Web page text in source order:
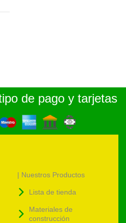
de pago y tarjetas
| Nuestros Productos
Lista de tienda
Materiales de
construcción